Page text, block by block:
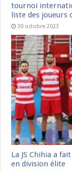
tournoi
liste des joueurs
30 octobre 2023
La JS Chihia a
en division élite